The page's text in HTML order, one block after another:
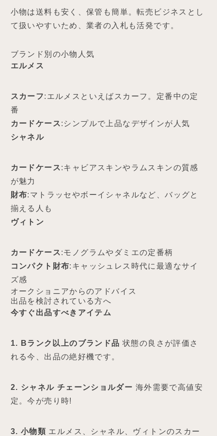
小物は送料も安く、保管も簡単。転売ビジネスとし
て扱いやすいため、業者の入札も活発です。
ブランド別の小物人気
エルメス
スカーフ:エルメスといえばスカーフ。定番中の定
番
カードケース:シンプルで上品なデザインが人気
シャネル
カードケース:キャビアスキンやラムスキンの質感
が魅力
財布:マトラッセやボーイシャネルなど、バッグと
揃える人も
ヴィトン
カードケース:モノグラムやダミエの定番柄
コンパクト財布:キャッシュレス時代に最適なサイ
ズ感
オークショニアからのアドバイス
出品を検討されている方へ
今すぐ出品すべきアイテム
1. Bランク以上のブランド品 状態の良さが評価さ
れる今、出品の絶好機です。
2. シャネル チェーンショルダー 海外需要で高値安
定。今が売り時!
3. 小物類 エルメス、シャネル、ヴィトンのスカー